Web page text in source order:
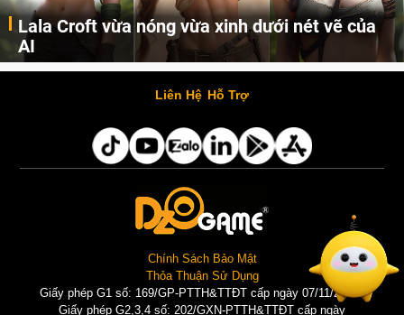
Lala Croft vừa nóng vừa xinh dưới nét vẽ của
AI
Cùng đến với những hình ảnh Lala Croft của Tomb Raider dưới nét vẽ của AI. Một cô nàng xinh đẹp, nóng bỏng nhưng cũng rắn rỏi và mạnh mẽ.
Liên Hệ Hỗ Trợ
Chính Sách Bảo Mật
Thỏa Thuận Sử Dụng
Giấy phép G1 số: 169/GP-PTTH&TTĐT cấp ngày 07/11/2025 |
Giấy phép G2,3,4 số: 202/GXN-PTTH&TTĐT cấp ngày